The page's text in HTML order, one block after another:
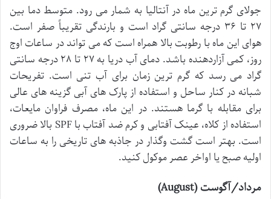
جولای گرم ترین ماه در آنتالیا به شمار می رود. متوسط دما بین
۲۷ تا ۳۶ درجه سانتی گراد است و بارندگی تقریباً صفر است.
هوای این ماه با رطوبت بالا همراه است که می تواند در ساعات اوج
روز، کمی آزاردهنده باشد. دمای آب دریا به ۲۷ تا ۲۸ درجه سانتی
گراد می رسد که گرم ترین زمان برای آب تنی است. تفریحات
شبانه در کنار ساحل و استفاده از پارک های آبی گزینه های عالی
برای مقابله با گرما هستند. در این ماه، مصرف فراوان مایعات،
استفاده از کلاه، عینک آفتابی و کرم ضد آفتاب با SPF بالا ضروری
است. بهتر است گشت وگذار در جاذبه های تاریخی را به ساعات
اولیه صبح یا اواخر عصر موکول کنید.
مرداد/آگوست (August)